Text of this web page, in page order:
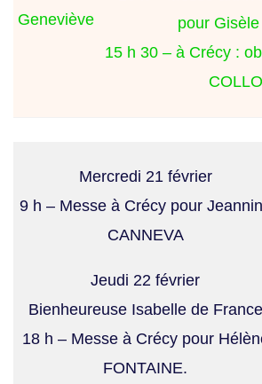
Geneviève
pour
15 h 30 – à Crécy :
Mercredi 21 février
9 h – Messe à Crécy pour
CANNEVA
Jeudi 22 février
Bienheureuse Isabelle de France
18 h – Messe à Crécy pour
FONTAINE.